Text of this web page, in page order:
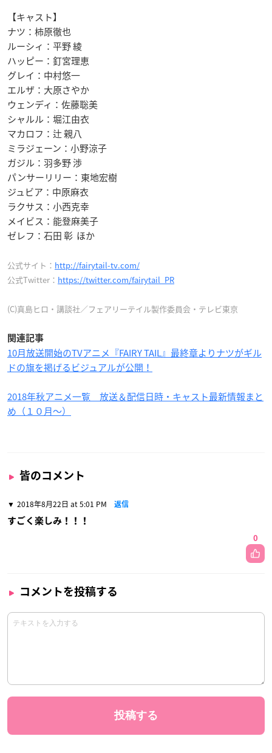
【キャスト】
ナツ：柿原徹也
ルーシィ：平野 綾
ハッピー：釘宮理恵
グレイ：中村悠一
エルザ：大原さやか
ウェンディ：佐藤聡美
シャルル：堀江由衣
マカロフ：辻 親八
ミラジェーン：小野涼子
ガジル：羽多野 渉
パンサーリリー：東地宏樹
ジュビア：中原麻衣
ラクサス：小西克幸
メイビス：能登麻美子
ゼレフ：石田 彰 ほか
公式サイト： http://fairytail-tv.com/
公式Twitter： https://twitter.com/fairytail_PR
(C)真島ヒロ・講談社／フェアリーテイル製作委員会・テレビ東京
関連記事
10月放送開始のTVアニメ『FAIRY TAIL』最終章よりナツがギル
ドの旗を掲げるビジュアルが公開！
2018年秋アニメ一覧 放送＆配信日時・キャスト最新情報まと
め（１０月〜）
皆のコメント
2018年8月22日 at 5:01 PM 返信
すごく楽しみ！！！
0
コメントを投稿する